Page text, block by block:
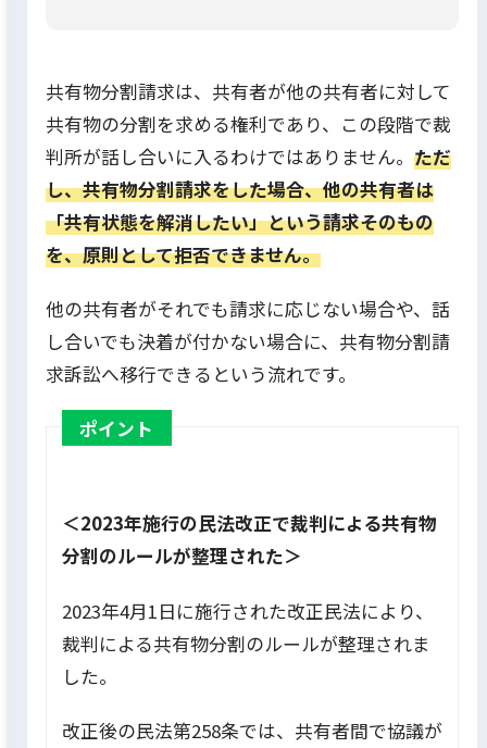
共有物分割請求は、共有者が他の共有者に対して
共有物の分割を求める権利であり、この段階で裁
判所が話し合いに入るわけではありません。 ただ
し、共有物分割請求をした場合、他の共有者は
「共有状態を解消したい」という請求そのもの
を、原則として拒否できません。
他の共有者がそれでも請求に応じない場合や、話
し合いでも決着が付かない場合に、共有物分割請
求訴訟へ移行できるという流れです。
ポイント
＜2023年施行の民法改正で裁判による共有物
分割のルールが整理された＞
2023年4月1日に施行された改正民法により、
裁判による共有物分割のルールが整理されま
した。
改正後の民法第258条では、共有者間で協議が